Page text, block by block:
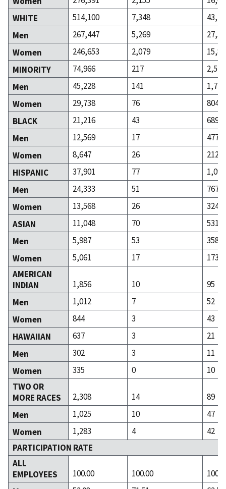
WHITE
514,100 7,348
Men
267,447 5,269
Women
246,653 2,079
MINORITY
74,966 217
2,516
Men
45,228 141
1,712
Women
29,738 76
804
BLACK
21,216 43
689
Men
12,569 17
477
Women
8,647 26
212
HISPANIC
37,901 77
1,091
Men
24,333 51
767
Women
13,568 26
324
ASIAN
11,048 70
531
Men
5,987 53
358
Women
5,061 17
173
AMERICAN
INDIAN
1,856 10
95
Men
1,012 7
52
Women
844 3
43
HAWAIIAN
637 3
21
Men
302 3
11
Women
335 0
10
TWO OR
MORE RACES
2,308 14
89
Men
1,025 10
47
Women
1,283 4
42
PARTICIPATION RATE
ALL
EMPLOYEES
100.00 100.00